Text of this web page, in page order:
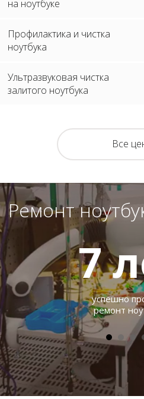
на ноутбуке
Профилактика и чистка
ноутбука
Ультразвуковая чистка
залитого ноутбука
Все
Ремонт
7
успешно
ремонт